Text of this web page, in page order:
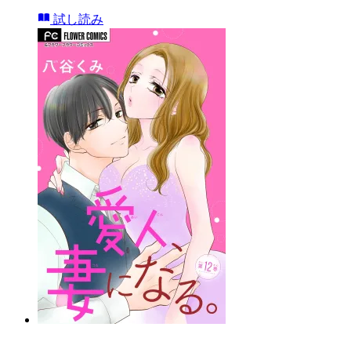
試し読み